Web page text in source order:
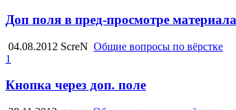
Доп поля в пред-просмотре материала
04.08.2012 ScreN Общие вопросы по вёрстке
1
Кнопка через доп. поле